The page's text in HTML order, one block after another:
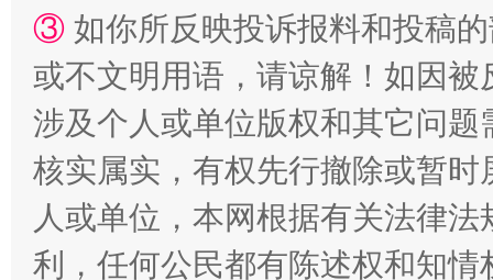
东山县通报“牛蛙产品抗生素超标问题” 法
③ 如你所反映投诉报料和投稿
或不文明用语，请谅解！如因
涉及个人或单位版权和其它问题
核实属实，有权先行撤除或暂
人或单位，本网根据有关法律
利，任何公民都有陈述权和知情